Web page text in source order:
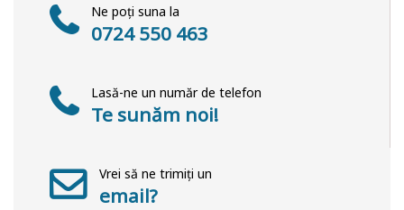
Ne poți suna la
0724 550 463
Lasă-ne un număr de telefon
Te sunăm noi!
Vrei să ne trimiți un
email?